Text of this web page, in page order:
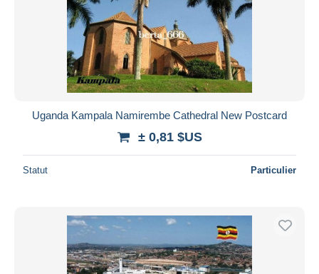
Uganda Kampala Namirembe Cathedral New Postcard
± 0,81 $US
Statut Particulier